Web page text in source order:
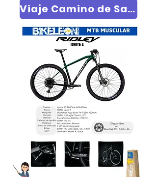
Viaje Camino de Santiago